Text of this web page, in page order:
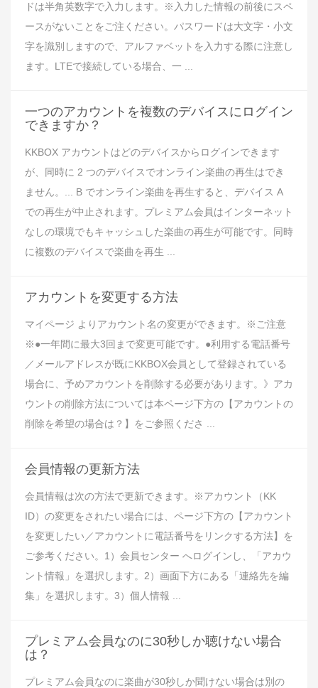
ドは半角英数字で入力します。※入力した情報の前後にスペ
ースがないことをご注ください。パスワードは大文字・小文
字を識別しますので、アルファベットを入力する際に注意し
ます。LTEで接続している場合、一 ...
一つのアカウントを複数のデバイスにログイン
できますか？
KKBOX アカウントはどのデバイスからログインできます
が、同時に 2 つのデバイスでオンライン楽曲の再生はでき
ません。... B でオンライン楽曲を再生すると、デバイス A
での再生が中止されます。プレミアム会員はインターネット
なしの環境でもキャッシュした楽曲の再生が可能です。同時
に複数のデバイスで楽曲を再生 ...
アカウントを変更する方法
マイページ よりアカウント名の変更ができます。※ご注意
※●一年間に最大3回まで変更可能です。●利用する電話番号
／メールアドレスが既にKKBOX会員として登録されている
場合に、予めアカウントを削除する必要があります。》アカ
ウントの削除方法については本ページ下方の【アカウントの
削除を希望の場合は？】をご参照くださ ...
会員情報の更新方法
会員情報は次の方法で更新できます。※アカウント（KK
ID）の変更をされたい場合には、ページ下方の【アカウント
を変更したい／アカウントに電話番号をリンクする方法】を
ご参考ください。1）会員センター へログインし、「アカウ
ント情報」を選択します。2）画面下方にある「連絡先を編
集」を選択します。3）個人情報 ...
プレミアム会員なのに30秒しか聴けない場合
は？
プレミアム会員なのに楽曲が30秒しか聞けない場合は別の